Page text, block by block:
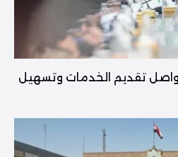
تقديم الخدمات وتسهيل